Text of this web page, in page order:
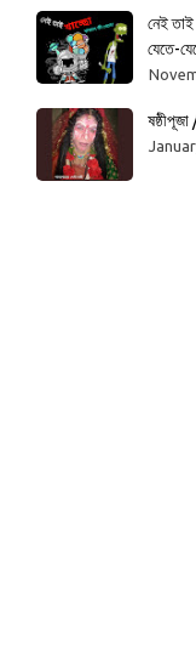
নেই
যেতে-